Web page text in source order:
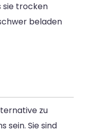
sie trocken
beladen
zu
sein. Sie sind